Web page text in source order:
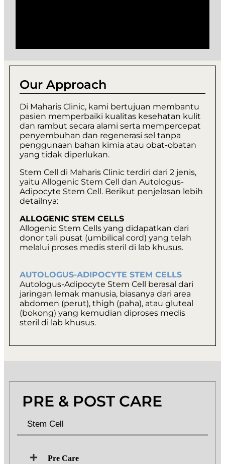
Our Approach
Di Maharis Clinic, kami bertujuan membantu
pasien memperbaiki kualitas kesehatan kulit
dan rambut secara alami serta mempercepat
penyembuhan dan regenerasi sel tanpa
penggunaan bahan kimia atau obat-obatan
yang tidak diperlukan.
Stem Cell di Maharis Clinic terdiri dari 2 jenis,
yaitu Allogenic Stem Cell dan Autologus-
Adipocyte Stem Cell. Berikut penjelasan lebih
detailnya:
ALLOGENIC STEM CELLS
Allogenic Stem Cells yang didapatkan dari
donor tali pusat (umbilical cord) yang telah
melalui proses medis steril di lab khusus.
AUTOLOGUS-ADIPOCYTE STEM CELLS
Autologus-Adipocyte Stem Cell berasal dari
jaringan lemak manusia, biasanya dari area
abdomen (perut), thigh (paha), atau gluteal
(bokong) yang kemudian diproses medis
steril di lab khusus.
PRE & POST CARE
Stem Cell
Pre Care